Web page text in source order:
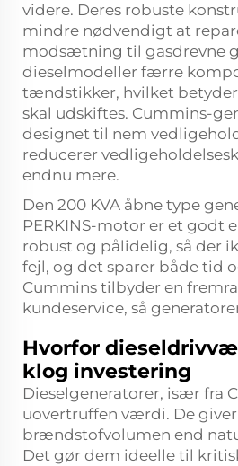
videre. Deres robuste
mindre nødvendigt at
modsætning til gasdrevne
dieselmodeller færre
tændstikker, hvilket
skal udskiftes. Cummins-
designet til nem
reducerer
endnu mere.
Den 200 KVA åbne type
PERKINS-motor er et godt
robust og pålidelig, så der
fejl, og det sparer både tid
Cummins tilbyder en
kundeservice, så
Hvorfor
klog investering
Dieselgeneratorer, især fra
uovertruffen værdi. De
brændstofvolumen end
Det gør dem ideelle til